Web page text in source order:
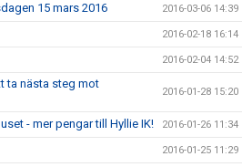
15 mars 2016 2016-03-06 14:39
2016-02-18 16:14
2016-02-04 14:52
ta nästa steg mot
2016-01-28 15:20
- mer pengar till Hyllie IK! 2016-01-26 11:34
2016-01-25 11:29